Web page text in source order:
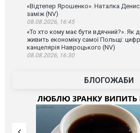
«Відтепер Ярошенко». Наталка
заміж (NV)
08.08.2026, 16:45
«То хто кому має бути вдячний?». Як
живить економіку самої Польщі:
канцелярія Навроцького (NV)
08.08.2026, 16:30
БЛОГОЖАБИ